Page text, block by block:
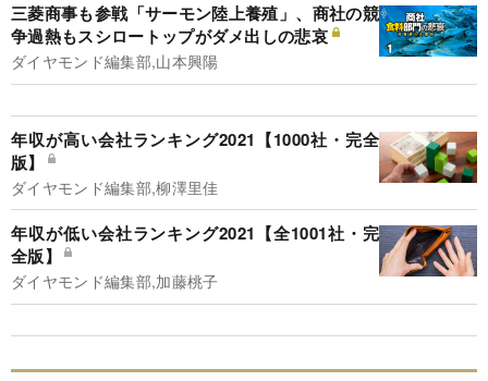
三菱商事も参戦「サーモン陸上養殖」、商社の競
争過熱もスシロートップがダメ出しの悲哀
ダイヤモンド編集部,山本興陽
年収が高い会社ランキング2021【1000社・完全
版】
ダイヤモンド編集部,柳澤里佳
年収が低い会社ランキング2021【全1001社・完
全版】
ダイヤモンド編集部,加藤桃子